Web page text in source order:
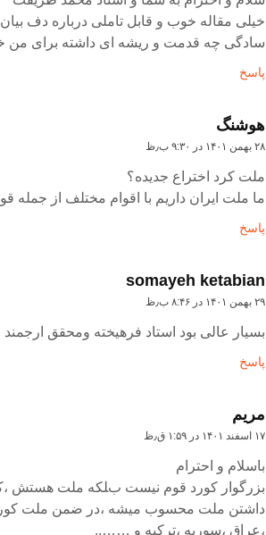
خیلی مقاله خوب و قابل تاملی درباره دف
سادگی چه قدمت و ریشه ای داشته برای من
پاسخ
هوشنگ
۲۸ بهمن ۱۴۰۱ در ۹:۳۰ ب٫ظ
ملت کرد اختراع جدیده؟
ما ملت ایران داریم با اقوام مختلف از جمله
پاسخ
somayeh ketabian
۲۹ بهمن ۱۴۰۱ در ۸:۴۶ ب٫ظ
بسیار عالی بود استاد فرهیخته ومحقق ارجمند
پاسخ
مریم
۱۷ اسفند ۱۴۰۱ در ۱:۵۹ ق٫ظ
باسلام و احترام
بزرگوار کورد قوم نیست بلکه ملت هستش
داشتن ملت محسوب میشه ،در ضمن ملت کورد
،عراق ،سوریه ،ترکیه و ……..